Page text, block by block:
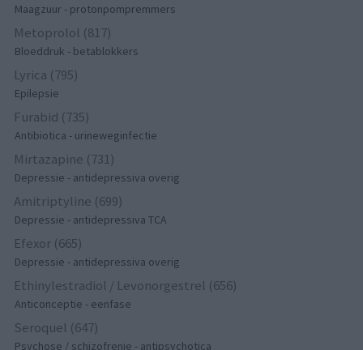
Maagzuur - protonpompremmers
Metoprolol (817)
Bloeddruk - betablokkers
Lyrica (795)
Epilepsie
Furabid (735)
Antibiotica - urineweginfectie
Mirtazapine (731)
Depressie - antidepressiva overig
Amitriptyline (699)
Depressie - antidepressiva TCA
Efexor (665)
Depressie - antidepressiva overig
Ethinylestradiol / Levonorgestrel (656)
Anticonceptie - eenfase
Seroquel (647)
Psychose / schizofrenie - antipsychotica